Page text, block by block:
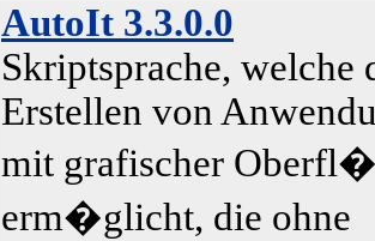
AutoIt 3.3.0.0
Skriptsprache, welche
Erstellen von
mit grafischer
erm�glicht, die ohne